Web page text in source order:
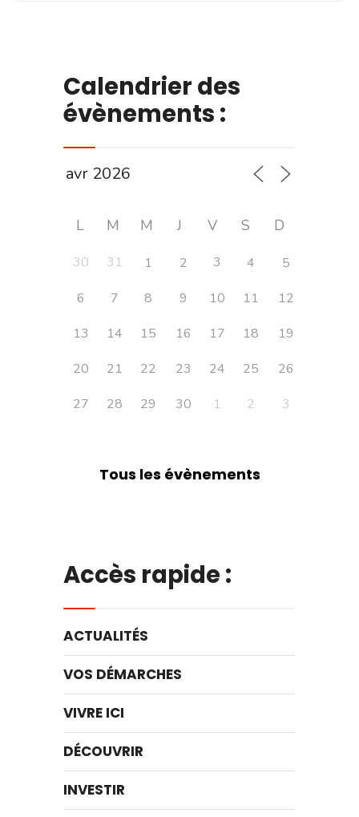
Calendrier des
évènements :
L M M J V S D
30 31 1 2 3 4
5
6
7 8 9 10 11
12
13
14 15 16 17 18
19
20
21 22 23 24 25
26
27
28 29 30 1 2 3
Tous les évènements
Accès rapide :
ACTUALITÉS
VOS DÉMARCHES
VIVRE ICI
DÉCOUVRIR
INVESTIR